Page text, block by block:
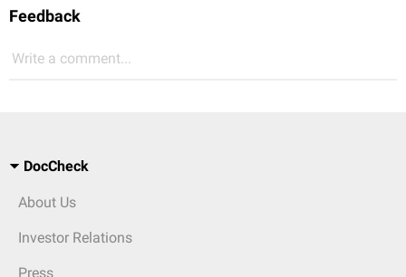
Feedback
Write a comment...
DocCheck
About Us
Investor Relations
Press